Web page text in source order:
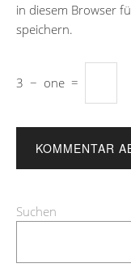
in diesem Browser
speichern.
3 − one =
Suchen